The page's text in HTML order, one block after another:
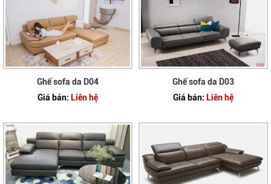
Ghế sofa da D04
Giá bán: Liên hệ
Ghế sofa da D03
Giá bán: Liên hệ